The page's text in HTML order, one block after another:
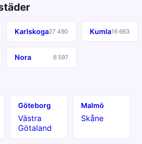
Karlskoga27 490 Kumla16 663
Nora 6 597
Göteborg
Västra
Götaland
Malmö
Skåne